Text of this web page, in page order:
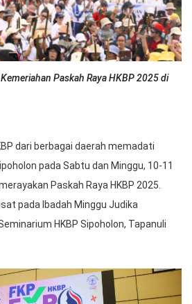
Paskah Raya HKBP 2025 di
dari berbagai daerah memadati
pada Sabtu dan Minggu, 10-11
Paskah Raya HKBP 2025.
pada Ibadah Minggu Judika
HKBP Sipoholon, Tapanuli